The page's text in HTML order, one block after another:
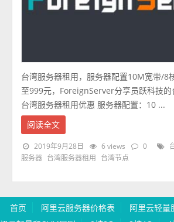
台湾服务器租用，服务器配置10M宽带/8
至999元，ForeignServer分享员跃科技的
台湾服务器租用优惠 服务器配置：10 ...
阅读全文
2019年9月28日 6 views 0
服务器
台湾服务器租用 台湾节点
首页 阿里云服务器价格表 阿里云轻量